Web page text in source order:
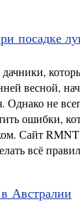
посадке
весной,
Однако не
ошибки,
Сайт RMNT
всё
Австралии